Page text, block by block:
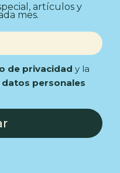
artículos y
mes.
de privacidad y la
personales